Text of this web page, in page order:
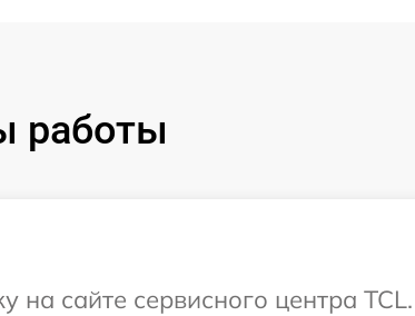
работы
на сайте сервисного центра